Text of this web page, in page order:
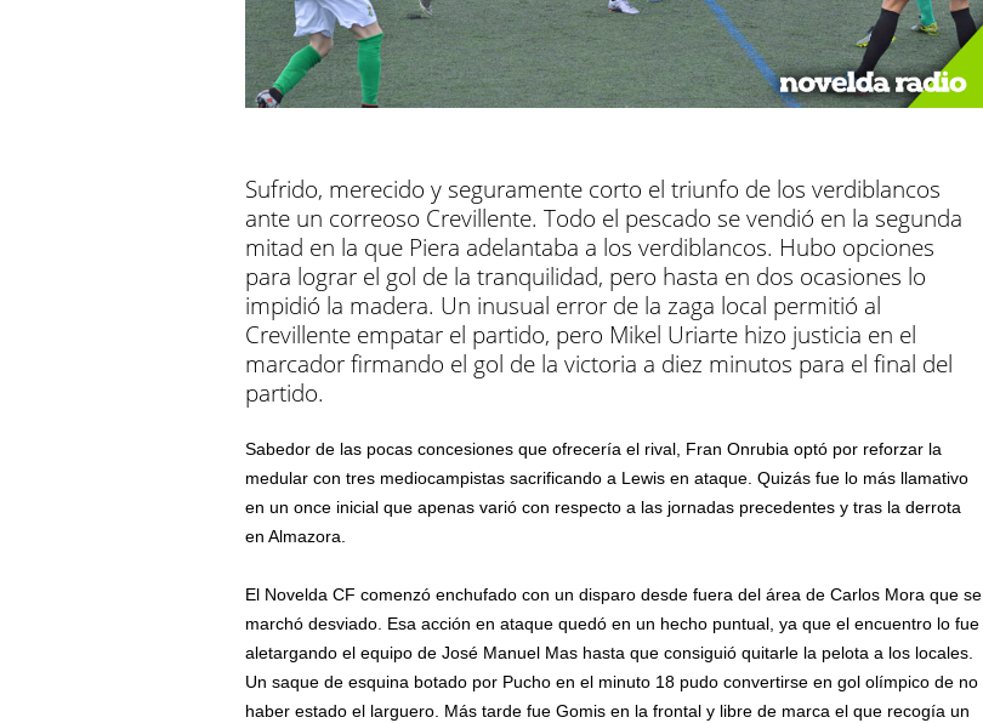
Sufrido, merecido y seguramente corto el triunfo de los verdiblancos
ante un correoso Crevillente. Todo el pescado se vendió en la segunda
mitad en la que Piera adelantaba a los verdiblancos. Hubo opciones
para lograr el gol de la tranquilidad, pero hasta en dos ocasiones lo
impidió la madera. Un inusual error de la zaga local permitió al
Crevillente empatar el partido, pero Mikel Uriarte hizo justicia en el
marcador firmando el gol de la victoria a diez minutos para el final del
partido.
Sabedor de las pocas concesiones que ofrecería el rival, Fran Onrubia optó por reforzar la
medular con tres mediocampistas sacrificando a Lewis en ataque. Quizás fue lo más llamativo
en un once inicial que apenas varió con respecto a las jornadas precedentes y tras la derrota
en Almazora.
El Novelda CF comenzó enchufado con un disparo desde fuera del área de Carlos Mora que se
marchó desviado. Esa acción en ataque quedó en un hecho puntual, ya que el encuentro lo fue
aletargando el equipo de José Manuel Mas hasta que consiguió quitarle la pelota a los locales.
Un saque de esquina botado por Pucho en el minuto 18 pudo convertirse en gol olímpico de no
haber estado el larguero. Más tarde fue Gomis en la frontal y libre de marca el que recogía un